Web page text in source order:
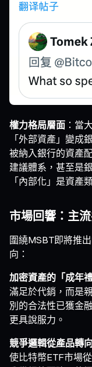
權力格局層面 ：當
「外部資產」變成
被納入銀行的資產
建議體系，甚至是
「內部化」是資產
市場回響：主
圍繞MSBT即將推
向：
加密資產的「成年
滿足於代銷，而是
別的合法性已獲金
更具說服力。
競爭邏輯從產品轉
使比特幣ETF市場